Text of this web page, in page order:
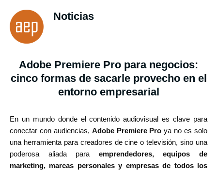
Noticias
Adobe Premiere Pro para negocios:
cinco formas de sacarle provecho en el
entorno empresarial
En un mundo donde el contenido audiovisual es clave para
conectar con audiencias, Adobe Premiere Pro ya no es solo
una herramienta para creadores de cine o televisión, sino una
poderosa aliada para emprendedores, equipos de
marketing, marcas personales y empresas de todos los